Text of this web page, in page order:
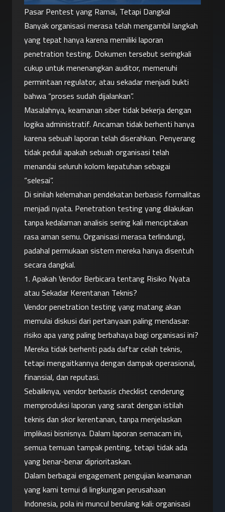
Pasar Pentest yang Ramai, Tetapi Dangkal
Banyak organisasi merasa telah mengambil langkah
yang tepat hanya karena memiliki laporan
penetration testing. Dokumen tersebut seringkali
cukup untuk menenangkan auditor, memenuhi
permintaan regulator, atau sekadar menjadi bukti
bahwa “proses sudah dijalankan”.
Masalahnya, keamanan siber tidak bekerja dengan
logika administratif. Ancaman tidak berhenti hanya
karena sebuah laporan telah diserahkan. Penyerang
tidak peduli apakah sebuah organisasi telah
menandai seluruh kolom kepatuhan sebagai
“selesai”.
Di sinilah kelemahan pendekatan berbasis formalitas
menjadi nyata. Penetration testing yang dilakukan
tanpa kedalaman analisis sering kali menciptakan
rasa aman semu. Organisasi merasa terlindungi,
padahal permukaan sistem mereka hanya disentuh
secara dangkal.
1. Apakah Vendor Berbicara tentang Risiko Nyata
atau Sekadar Kerentanan Teknis?
Vendor penetration testing yang matang akan
memulai diskusi dari pertanyaan paling mendasar:
risiko apa yang paling berbahaya bagi organisasi ini?
Mereka tidak berhenti pada daftar celah teknis,
tetapi mengaitkannya dengan dampak operasional,
finansial, dan reputasi.
Sebaliknya, vendor berbasis checklist cenderung
memproduksi laporan yang sarat dengan istilah
teknis dan skor kerentanan, tanpa menjelaskan
implikasi bisnisnya. Dalam laporan semacam ini,
semua temuan tampak penting, tetapi tidak ada
yang benar-benar diprioritaskan.
Dalam berbagai engagement pengujian keamanan
yang kami temui di lingkungan perusahaan
Indonesia, pola ini muncul berulang kali: organisasi